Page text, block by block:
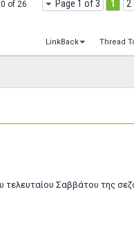
Page 1 of 3 1 2
of 26
LinkBack Thread
τελευταίου Σαββάτου της